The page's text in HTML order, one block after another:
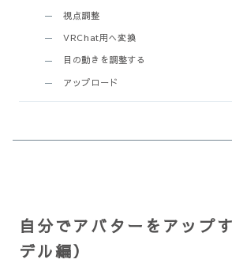
視点調整
VRChat用へ変換
目の動きを調整する
アップロード
自分でアバターをアップ
デル編）